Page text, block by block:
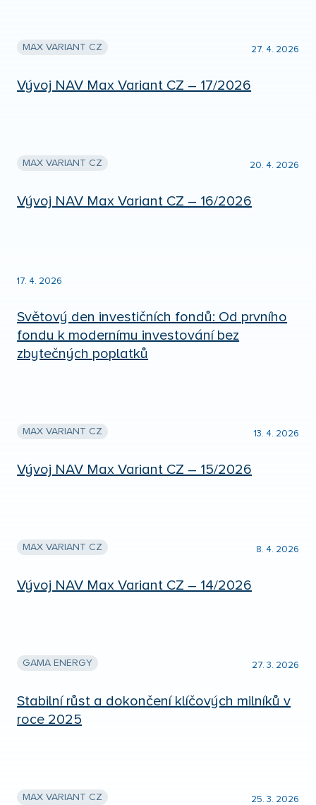
MAX VARIANT CZ 27. 4. 2026
Vývoj NAV Max Variant CZ – 17/2026
MAX VARIANT CZ 20. 4. 2026
Vývoj NAV Max Variant CZ – 16/2026
17. 4. 2026
Světový den investičních fondů: Od prvního
fondu k modernímu investování bez
zbytečných poplatků
MAX VARIANT CZ 13. 4. 2026
Vývoj NAV Max Variant CZ – 15/2026
MAX VARIANT CZ 8. 4. 2026
Vývoj NAV Max Variant CZ – 14/2026
GAMA ENERGY 27. 3. 2026
Stabilní růst a dokončení klíčových milníků v
roce 2025
MAX VARIANT CZ 25. 3. 2026